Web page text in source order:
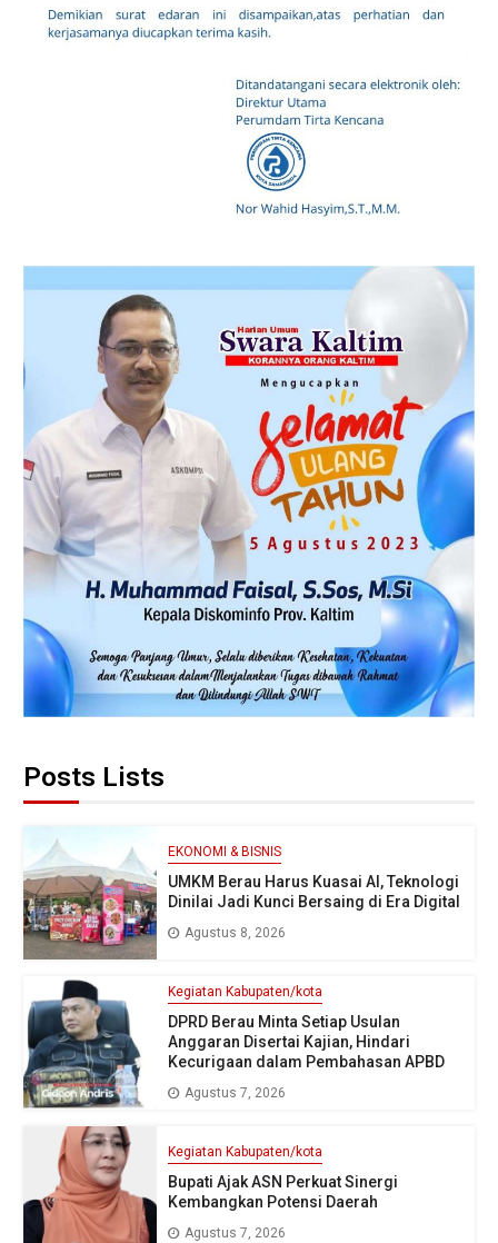
Posts Lists
EKONOMI & BISNIS
UMKM Berau Harus Kuasai AI, Teknologi
Dinilai Jadi Kunci Bersaing di Era Digital
Agustus 8, 2026
Kegiatan Kabupaten/kota
DPRD Berau Minta Setiap Usulan
Anggaran Disertai Kajian, Hindari
Kecurigaan dalam Pembahasan APBD
Agustus 7, 2026
Kegiatan Kabupaten/kota
Bupati Ajak ASN Perkuat Sinergi
Kembangkan Potensi Daerah
Agustus 7, 2026